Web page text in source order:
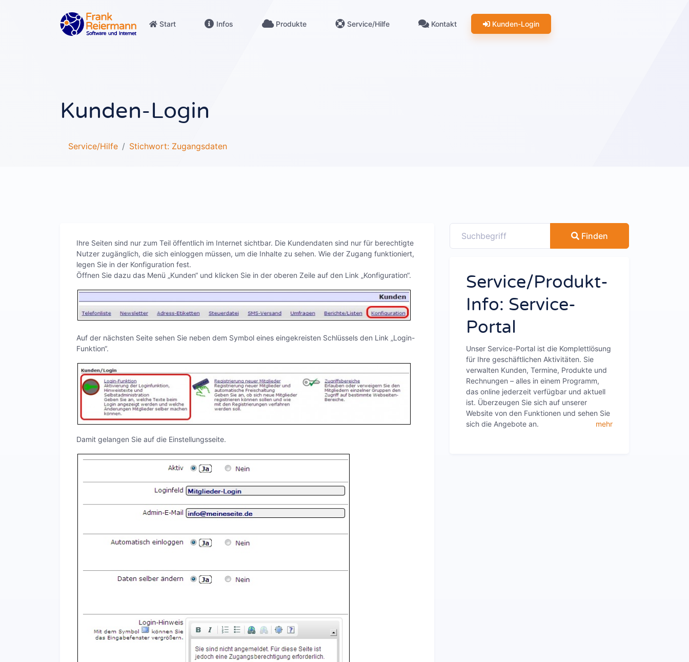
Start Infos Produkte
DN-News - Nachrichten aus dem Kreis Düren
News-Website und Newsletter
Authentischer Auftritt mit aktuellen Inhalten
Service/Hilfe Kontakt Kunden-Login
Kunden-Login
Service/Hilfe Stichwort: Zugangsdaten
Ihre Seiten sind nur zum Teil öffentlich im Internet sichtbar. Die Kundendaten sind nur für berechtigte
Nutzer zugänglich, die sich einloggen müssen, um die Inhalte zu sehen. Wie der Zugang funktioniert,
legen Sie in der Konfiguration fest.
Öffnen Sie dazu das Menü „Kunden“ und klicken Sie in der oberen Zeile auf den Link „Konfiguration“.
Auf der nächsten Seite sehen Sie neben dem Symbol eines eingekreisten Schlüssels den Link „Login-
Funktion“.
Damit gelangen Sie auf die Einstellungsseite.
Finden
Service/Produkt-
Info: Service-
Portal
Unser Service-Portal ist die Komplettlösung
für Ihre geschäftlichen Aktivitäten. Sie
verwalten Kunden, Termine, Produkte und
Rechnungen – alles in einem Programm,
das online jederzeit verfügbar und aktuell
ist. Überzeugen Sie sich auf unserer
Website von den Funktionen und sehen Sie
sich die Angebote an.
mehr